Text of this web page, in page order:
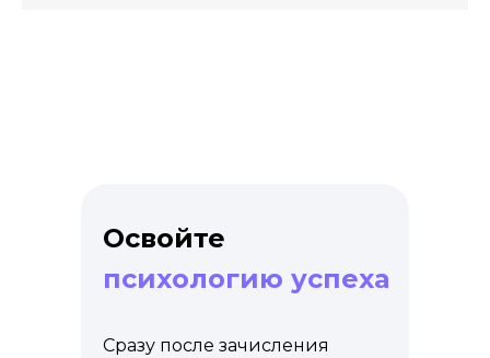
Освойте
психологию успеха
Сразу после зачисления